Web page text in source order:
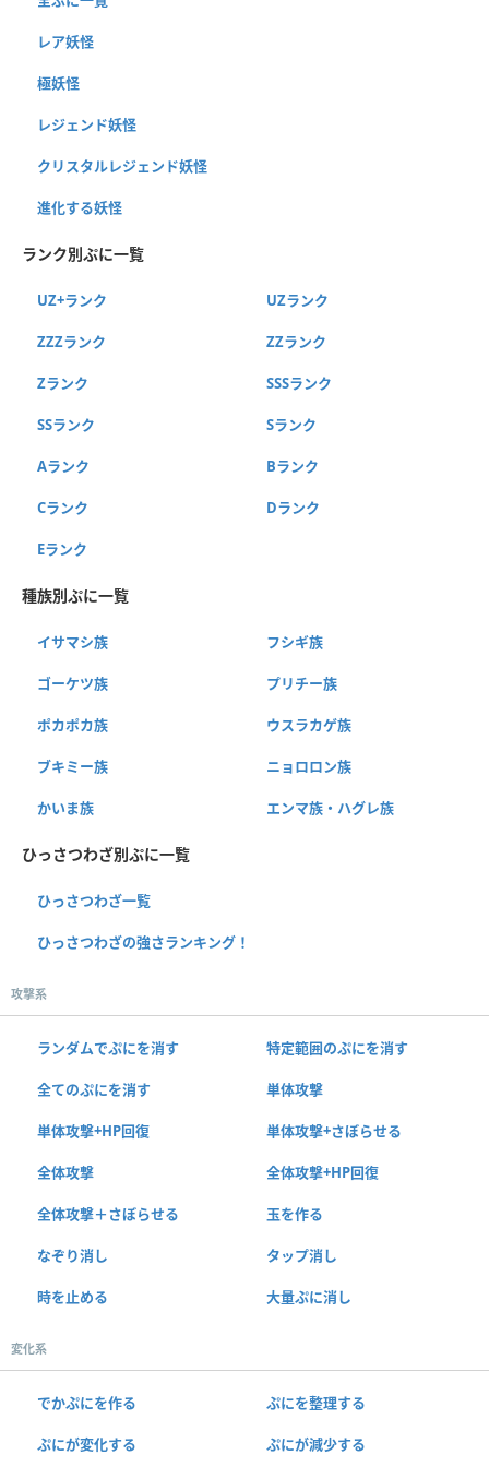
レア妖怪
極妖怪
レジェンド妖怪
クリスタルレジェンド妖怪
進化する妖怪
ランク別ぷに一覧
UZ+ランク UZランク
ZZZランク ZZランク
Zランク SSSランク
SSランク Sランク
Aランク Bランク
Cランク Dランク
Eランク
種族別ぷに一覧
イサマシ族 フシギ族
ゴーケツ族 プリチー族
ポカポカ族 ウスラカゲ族
ブキミー族 ニョロロン族
かいま族 エンマ族・ハグレ族
ひっさつわざ別ぷに一覧
ひっさつわざ一覧
ひっさつわざの強さランキング！
攻撃系
ランダムでぷにを消す 特定範囲のぷにを消す
全てのぷにを消す 単体攻撃
単体攻撃+HP回復 単体攻撃+さぼらせる
全体攻撃 全体攻撃+HP回復
全体攻撃＋さぼらせる 玉を作る
なぞり消し タップ消し
時を止める 大量ぷに消し
変化系
でかぷにを作る ぷにを整理する
ぷにが変化する ぷにが減少する